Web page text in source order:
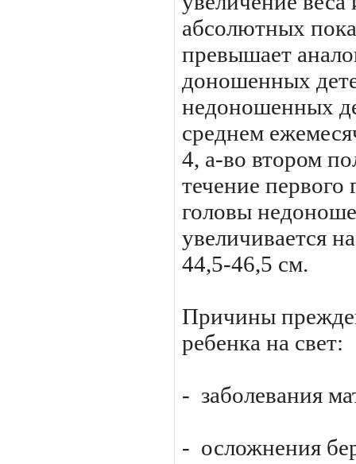
аб­солютных
превышает
доношенных
недоношенных
среднем
4, а-во втором
течение
головы
увеличивается
44,5-46,5 см.
Причины
ребенка на свет:
- заболевания
- осложнения